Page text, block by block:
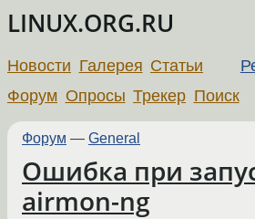
LINUX.ORG.RU
Новости Галерея Статьи
Форум Опросы Трекер Поиск
Форум — General
Ошибка при
airmon-ng